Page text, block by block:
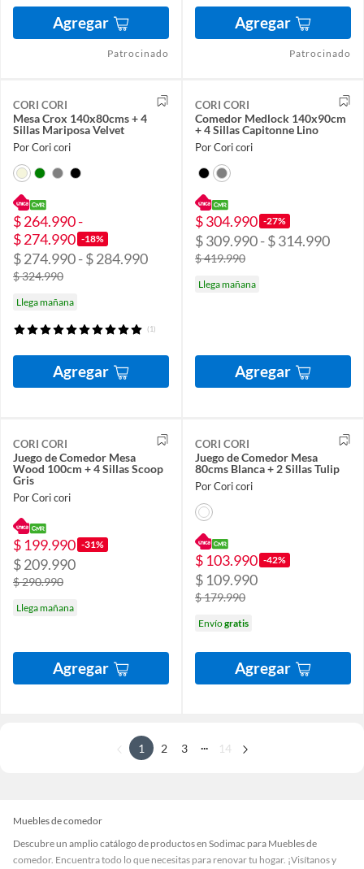
Agregar
Patrocinado
Agregar
Patrocinado
CORI CORI
Mesa Crox 140x80cms + 4
Sillas Mariposa Velvet
Por Cori cori
$ 264.990 -
$ 274.990 -18%
$ 274.990 - $ 284.990
$ 324.990
Llega mañana
(1)
Agregar
CORI CORI
Comedor Medlock 140x90cm
+ 4 Sillas Capitonne Lino
Por Cori cori
$ 304.990 -27%
$ 309.990 - $ 314.990
$ 419.990
Llega mañana
Agregar
CORI CORI
Juego de Comedor Mesa
Wood 100cm + 4 Sillas Scoop
Gris
Por Cori cori
$ 199.990 -31%
$ 209.990
$ 290.990
Llega mañana
Agregar
CORI CORI
Juego de Comedor Mesa
80cms Blanca + 2 Sillas Tulip
Por Cori cori
$ 103.990 -42%
$ 109.990
$ 179.990
Envíogratis
Agregar
1 2 3 ... 14
Muebles de comedor
Descubre un amplio catálogo de productos en Sodimac para Muebles de
comedor. Encuentra todo lo que necesitas para renovar tu hogar. ¡Visítanos y